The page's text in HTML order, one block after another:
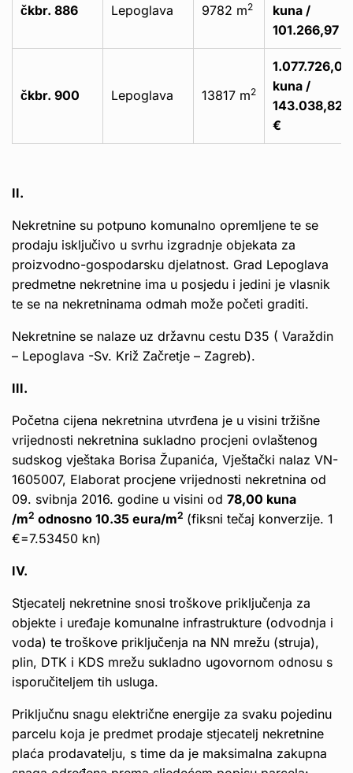
čkbr. 886 Lepoglava 9782 m2
kuna /
101.266,97 €
čkbr. 900 Lepoglava 13817 m2
1.077.726,00
kuna /
143.038,82
€
II.
Nekretnine su potpuno komunalno opremljene te se
prodaju isključivo u svrhu izgradnje objekata za
proizvodno-gospodarsku djelatnost. Grad Lepoglava
predmetne nekretnine ima u posjedu i jedini je vlasnik
te se na nekretninama odmah može početi graditi.
Nekretnine se nalaze uz državnu cestu D35 ( Varaždin
– Lepoglava -Sv. Križ Začretje – Zagreb).
III.
Početna cijena nekretnina utvrđena je u visini tržišne
vrijednosti nekretnina sukladno procjeni ovlaštenog
sudskog vještaka Borisa Županića, Vještački nalaz VN-
1605007, Elaborat procjene vrijednosti nekretnina od
09. svibnja 2016. godine u visini od 78,00 kuna
/m2 odnosno 10.35 eura/m2 (fiksni tečaj konverzije. 1
€=7.53450 kn)
IV.
Stjecatelj nekretnine snosi troškove priključenja za
objekte i uređaje komunalne infrastrukture (odvodnja i
voda) te troškove priključenja na NN mrežu (struja),
plin, DTK i KDS mrežu sukladno ugovornom odnosu s
isporučiteljem tih usluga.
Priključnu snagu električne energije za svaku pojedinu
parcelu koja je predmet prodaje stjecatelj nekretnine
plaća prodavatelju, s time da je maksimalna zakupna